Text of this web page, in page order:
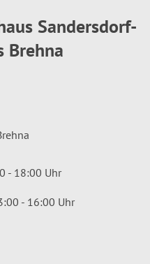
Sandersdorf-
Brehna
- 18:00 Uhr
- 16:00 Uhr